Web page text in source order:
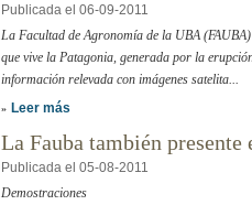
Publicada el 06-09-2011
La Facultad de Agronomía de la UBA
que vive la Patagonia, generada por la
información relevada con imágenes satelita...
» Leer más
La Fauba también
Publicada el 05-08-2011
Demostraciones